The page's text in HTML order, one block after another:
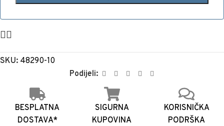
SKU: 48290-10
Podijeli:
BESPLATNA
DOSTAVA*
SIGURNA
KUPOVINA
KORISNIČKA
PODRŠKA